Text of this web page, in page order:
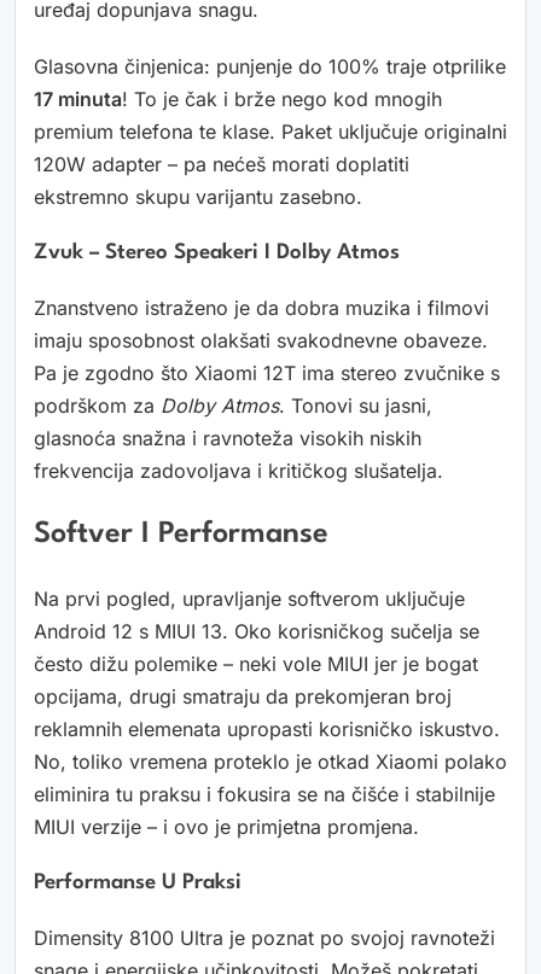
uređaj dopunjava snagu.
Glasovna činjenica: punjenje do 100% traje otprilike
17 minuta! To je čak i brže nego kod mnogih
premium telefona te klase. Paket uključuje originalni
120W adapter – pa nećeš morati doplatiti
ekstremno skupu varijantu zasebno.
Zvuk – Stereo Speakeri I Dolby Atmos
Znanstveno istraženo je da dobra muzika i filmovi
imaju sposobnost olakšati svakodnevne obaveze.
Pa je zgodno što Xiaomi 12T ima stereo zvučnike s
podrškom za Dolby Atmos. Tonovi su jasni,
glasnoća snažna i ravnoteža visokih niskih
frekvencija zadovoljava i kritičkog slušatelja.
Softver I Performanse
Na prvi pogled, upravljanje softverom uključuje
Android 12 s MIUI 13. Oko korisničkog sučelja se
često dižu polemike – neki vole MIUI jer je bogat
opcijama, drugi smatraju da prekomjeran broj
reklamnih elemenata upropasti korisničko iskustvo.
No, toliko vremena proteklo je otkad Xiaomi polako
eliminira tu praksu i fokusira se na čišće i stabilnije
MIUI verzije – i ovo je primjetna promjena.
Performanse U Praksi
Dimensity 8100 Ultra je poznat po svojoj ravnoteži